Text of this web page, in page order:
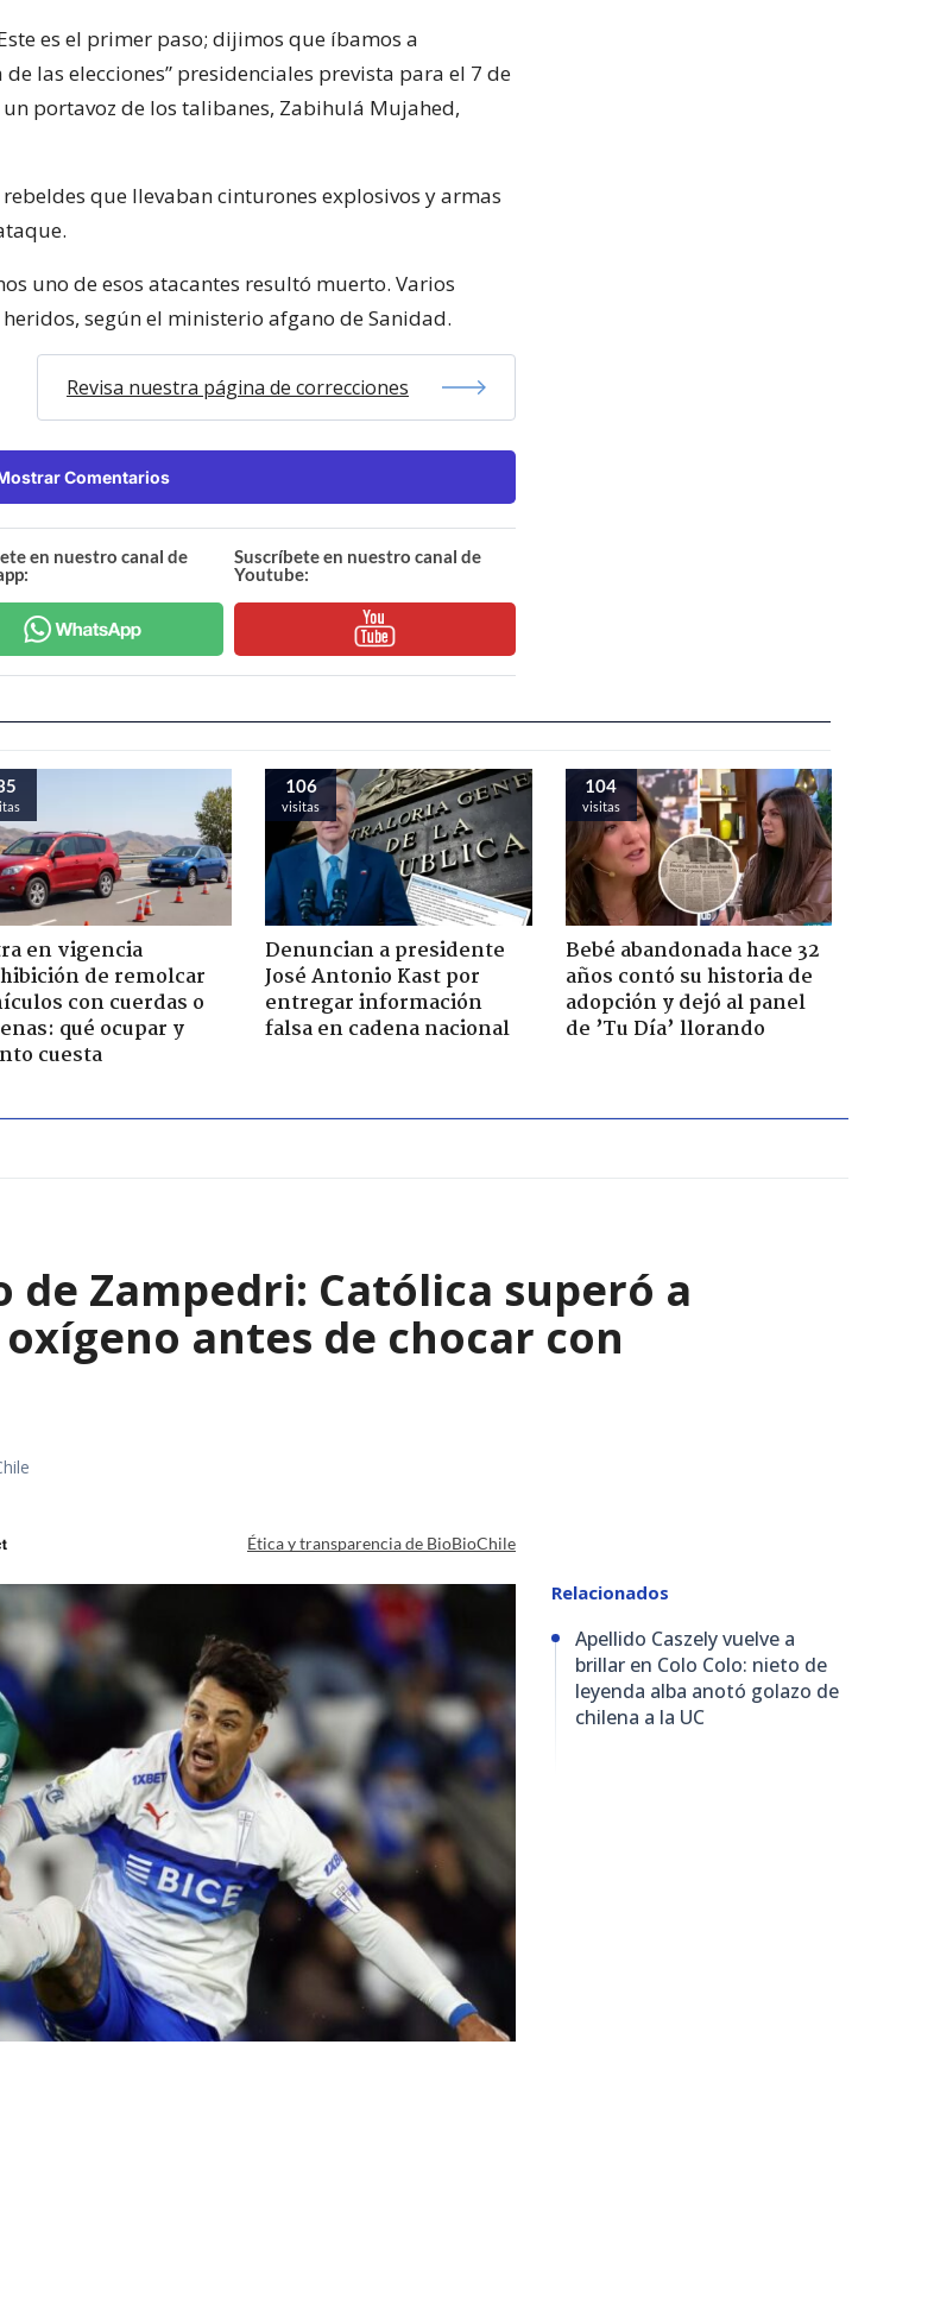
es el primer paso; dijimos que íbamos a
las elecciones” presidenciales prevista para el 7 de
portavoz de los talibanes, Zabihulá Mujahed,
que llevaban cinturones explosivos y armas
uno de esos atacantes resultó muerto. Varios
según el ministerio afgano de Sanidad.
Revisa nuestra página de correcciones
Comentarios
en nuestro canal de
Suscríbete en nuestro canal de
Youtube:
en vigencia
de remolcar
con cuerdas o
qué ocupar y
cuesta
106
visitas
Denuncian a presidente
José Antonio Kast por
entregar información
falsa en cadena nacional
104
visitas
Bebé abandonada hace 32
años contó su historia de
adopción y dejó al panel
de ’Tu Día’ llorando
de Zampedri: Católica superó a
antes de chocar con
Ética y transparencia de BioBioChile
Relacionados
Apellido Caszely vuelve a
brillar en Colo Colo: nieto de
leyenda alba anotó golazo de
chilena a la UC